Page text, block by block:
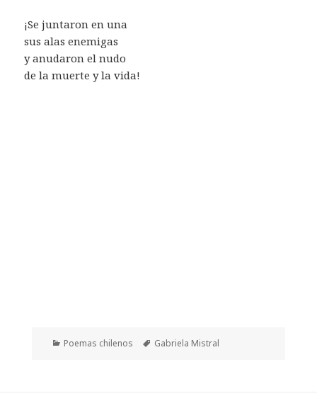
¡Se juntaron en una
sus alas enemigas
y anudaron el nudo
de la muerte y la vida!
Categorías
Poemas chilenos Etiquetas
Gabriela Mistral